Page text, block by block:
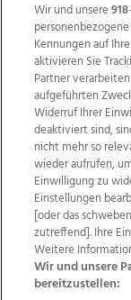
Wir über uns
Datenschutz
AGB Website
Wir und unsere918
Kennungen auf
aktivieren Sie
Partner
aufgeführten
Widerruf Ihrer
deaktiviert sind,
nicht mehr so
wieder aufrufen,
Einwilligung zu
Einstellungen
[oder das
zutreffend]. Ihre
Weitere
Wir und unsere
bereitzustellen: